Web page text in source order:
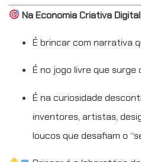
Na Economia Criativa
É brincar com narrativa
É no jogo livre que surge
É na curiosidade
inventores, artistas,
loucos que desafiam o